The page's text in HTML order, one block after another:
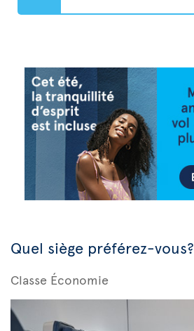
Quel siège préférez-vous?
Classe Économie